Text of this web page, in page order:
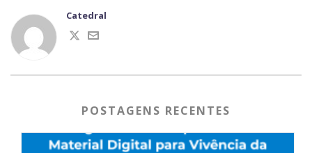
Catedral
POSTAGENS RECENTES